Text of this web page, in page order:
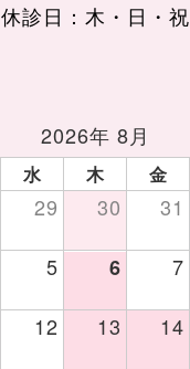
休診日：木・日・祝
2026年 8月
水 木 金
29 30 31
5 6 7
12 13 14